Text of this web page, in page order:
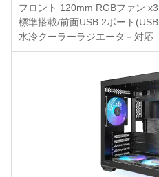
フロント 120mm RGBファン
標準搭載/前面USB 2ポート
水冷クーラーラジエータ－対応